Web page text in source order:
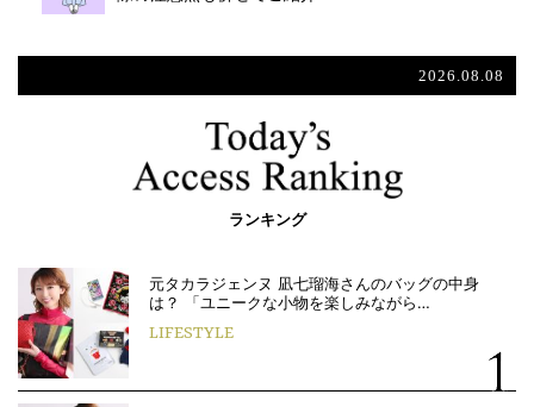
2026.08.08
ランキング
元タカラジェンヌ 凪七瑠海さんのバッグの中身
は？ 「ユニークな小物を楽しみながら…
LIFESTYLE